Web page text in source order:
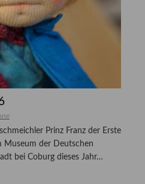
Prinz Franz der Erste
Museum der Deutschen
bei Coburg dieses Jahr…